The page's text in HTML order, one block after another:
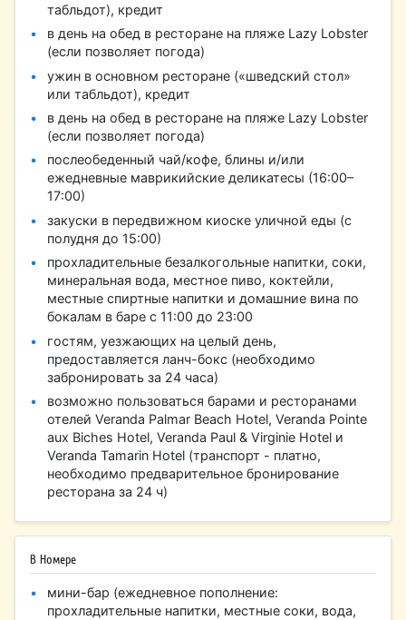
табльдот), кредит
в день на обед в ресторане на пляже Lazy Lobster
(если позволяет погода)
ужин в основном ресторане («шведский стол»
или табльдот), кредит
в день на обед в ресторане на пляже Lazy Lobster
(если позволяет погода)
послеобеденный чай/кофе, блины и/или
ежедневные маврикийские деликатесы (16:00–
17:00)
закуски в передвижном киоске уличной еды (с
полудня до 15:00)
прохладительные безалкогольные напитки, соки,
минеральная вода, местное пиво, коктейли,
местные спиртные напитки и домашние вина по
бокалам в баре с 11:00 до 23:00
гостям, уезжающих на целый день,
предоставляется ланч-бокс (необходимо
забронировать за 24 часа)
возможно пользоваться барами и ресторанами
отелей Veranda Palmar Beach Hotel, Veranda Pointe
aux Biches Hotel, Veranda Paul & Virginie Hotel и
Veranda Tamarin Hotel (транспорт - платно,
необходимо предварительное бронирование
ресторана за 24 ч)
В Номере
мини-бар (ежедневное пополнение:
прохладительные напитки, местные соки, вода,